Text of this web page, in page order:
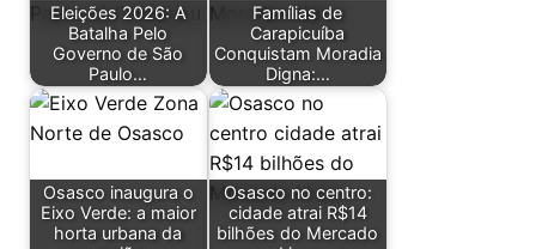
Eleições 2026: A
Batalha Pelo
Governo de São
Paulo…
Famílias de
Carapicuíba
Conquistam Moradia
Digna:…
Osasco inaugura o
Eixo Verde: a maior
horta urbana da
Osasco no centro:
cidade atrai R$14
bilhões do Mercado